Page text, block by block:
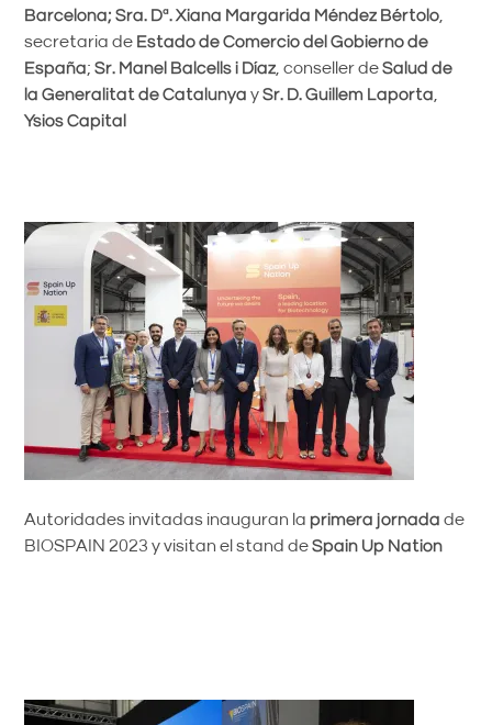
Barcelona; Sra. Dª. Xiana Margarida Méndez Bértolo
secretaria de Estado de Comercio del Gobierno de
España;Sr. Manel Balcells i Díaz , conseller deSalud de
la Generalitat de CatalunyaySr. D. Guillem Laporta
Ysios Capital
Autoridades invitadas inauguran laprimera jornada de
BIOSPAIN 2023 y visitan el stand deSpain Up Nation